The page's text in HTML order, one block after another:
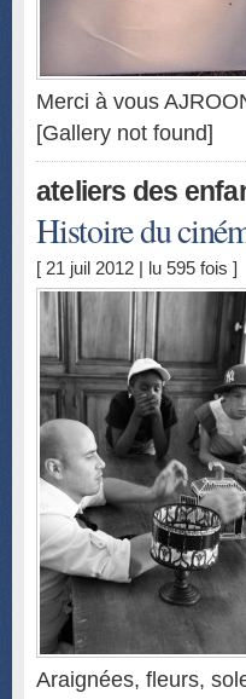
Merci à vous
[Gallery not found]
ateliers des
Histoire du
[ 21 juil 2012 | lu 595 fois ]
Araignées, fleurs,